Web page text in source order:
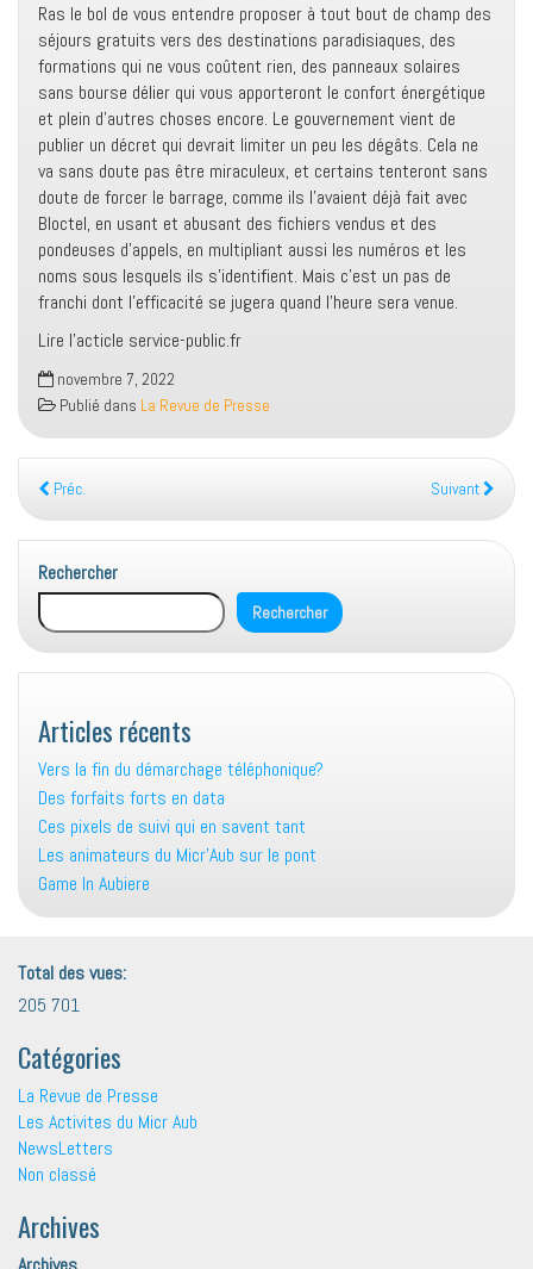
Ras le bol de vous entendre proposer à tout bout de champ des
séjours gratuits vers des destinations paradisiaques, des
formations qui ne vous coûtent rien, des panneaux solaires
sans bourse délier qui vous apporteront le confort énergétique
et plein d’autres choses encore. Le gouvernement vient de
publier un décret qui devrait limiter un peu les dégâts. Cela ne
va sans doute pas être miraculeux, et certains tenteront sans
doute de forcer le barrage, comme ils l’avaient déjà fait avec
Bloctel, en usant et abusant des fichiers vendus et des
pondeuses d’appels, en multipliant aussi les numéros et les
noms sous lesquels ils s’identifient. Mais c’est un pas de
franchi dont l’efficacité se jugera quand l’heure sera venue.
Lire l’acticle service-public.fr
novembre 7, 2022
Publié dans La Revue de Presse
Préc. Suivant
Rechercher
Rechercher
Articles récents
Vers la fin du démarchage téléphonique?
Des forfaits forts en data
Ces pixels de suivi qui en savent tant
Les animateurs du Micr’Aub sur le pont
Game In Aubiere
Total des vues:
205 701
Catégories
La Revue de Presse
Les Activites du Micr Aub
NewsLetters
Non classé
Archives